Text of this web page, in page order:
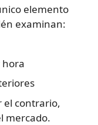
elemento
examinan:
hora
el contrario,
mercado.